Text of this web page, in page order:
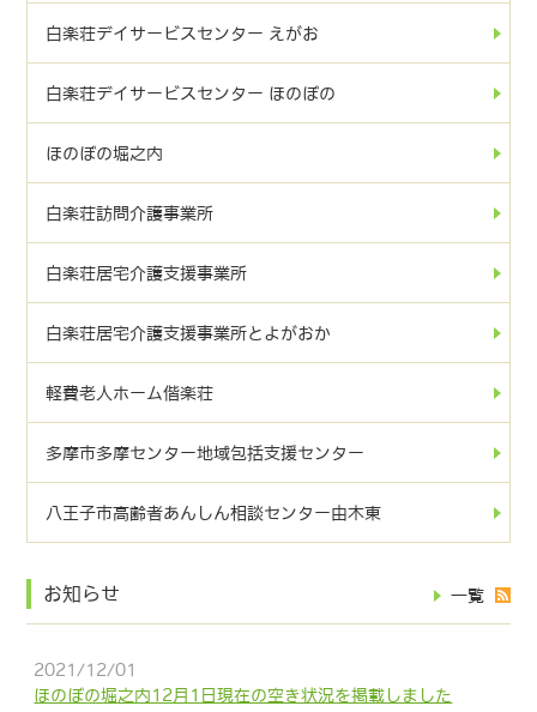
白楽荘デイサービスセンター えがお
白楽荘デイサービスセンター ほのぼの
ほのぼの堀之内
白楽荘訪問介護事業所
白楽荘居宅介護支援事業所
白楽荘居宅介護支援事業所とよがおか
軽費老人ホーム偕楽荘
多摩市多摩センター地域包括支援センター
八王子市高齢者あんしん相談センター由木東
お知らせ 一覧
2021/12/01
ほのぼの堀之内12月1日現在の空き状況を掲載しました